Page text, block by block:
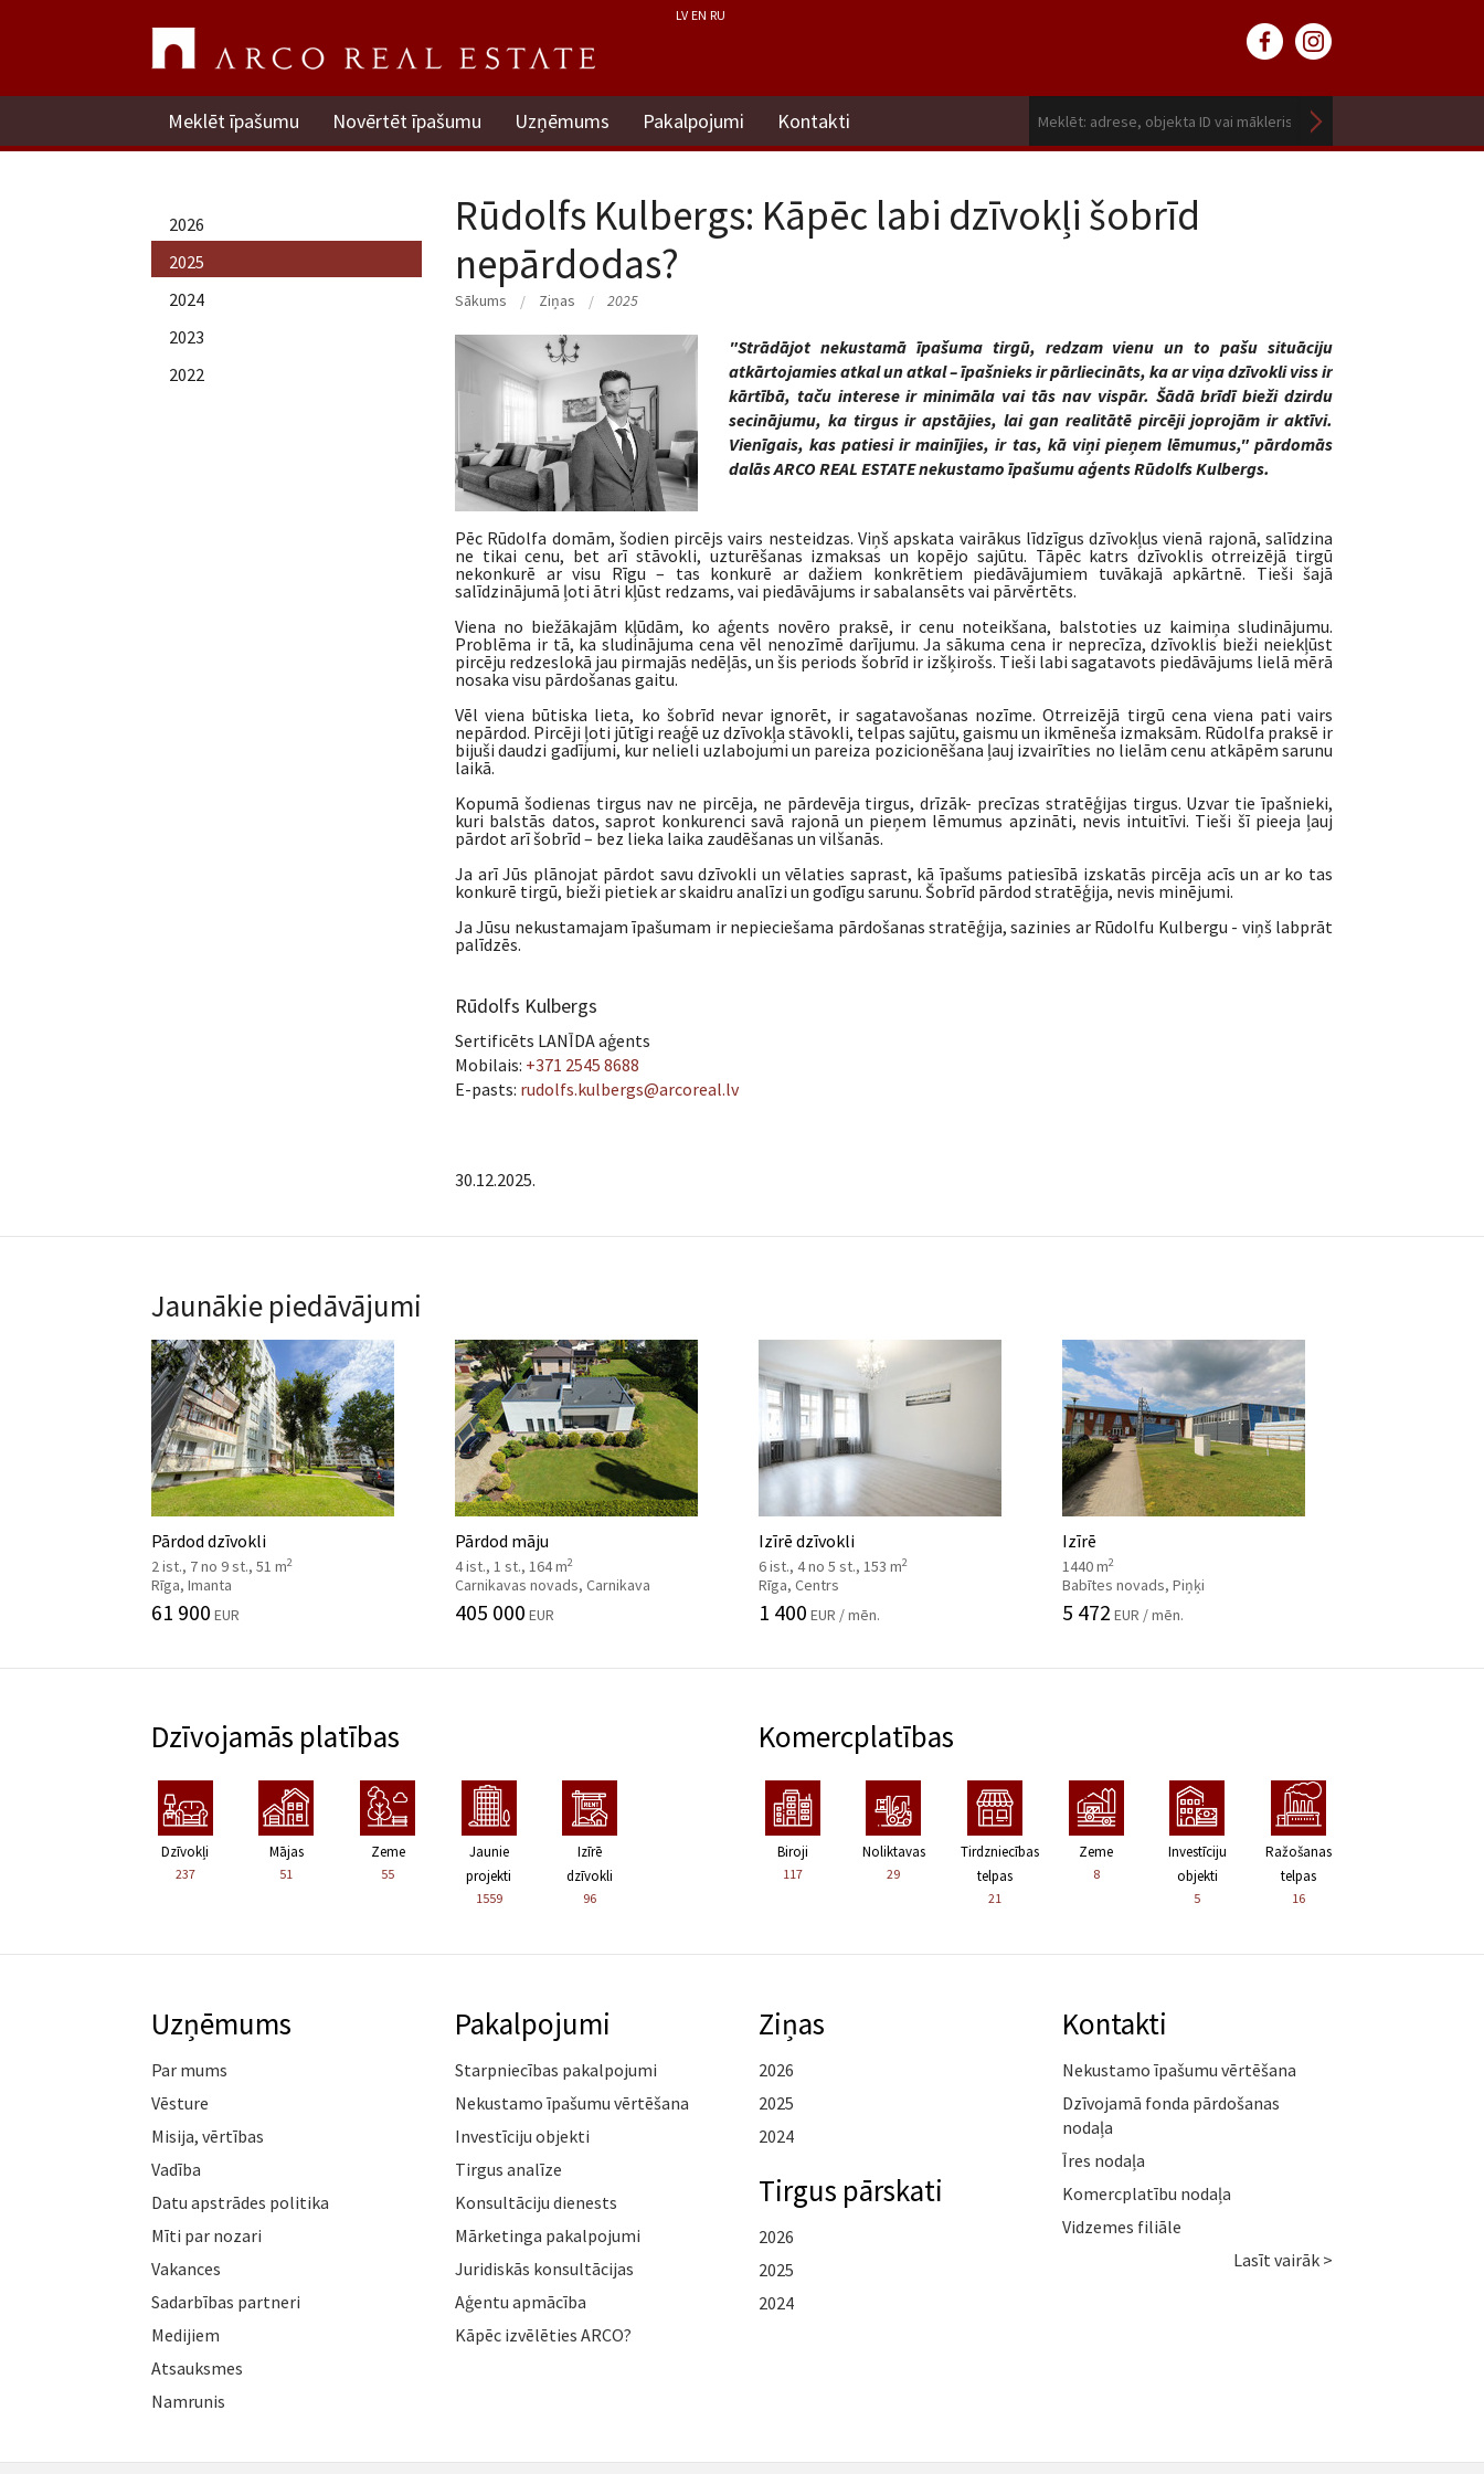
LV EN RU
Meklēt īpašumu Novērtēt īpašumu Uzņēmums Pakalpojumi Kontakti
2026
2025
2024
2023
2022
Rūdolfs Kulbergs: Kāpēc labi dzīvokļi šobrīd
nepārdodas?
Sākums Ziņas 2025
"Strādājot nekustamā īpašuma tirgū, redzam vienu un to pašu situāciju
atkārtojamies atkal un atkal – īpašnieks ir pārliecināts, ka ar viņa dzīvokli viss ir
kārtībā, taču interese ir minimāla vai tās nav vispār. Šādā brīdī bieži dzirdu
secinājumu, ka tirgus ir apstājies, lai gan realitātē pircēji joprojām ir aktīvi.
Vienīgais, kas patiesi ir mainījies, ir tas, kā viņi pieņem lēmumus," pārdomās
dalās ARCO REAL ESTATE nekustamo īpašumu aģents Rūdolfs Kulbergs.
Pēc Rūdolfa domām, šodien pircējs vairs nesteidzas. Viņš apskata vairākus līdzīgus dzīvokļus vienā rajonā, salīdzina
ne tikai cenu, bet arī stāvokli, uzturēšanas izmaksas un kopējo sajūtu. Tāpēc katrs dzīvoklis otrreizējā tirgū
nekonkurē ar visu Rīgu – tas konkurē ar dažiem konkrētiem piedāvājumiem tuvākajā apkārtnē. Tieši šajā
salīdzinājumā ļoti ātri kļūst redzams, vai piedāvājums ir sabalansēts vai pārvērtēts.
Viena no biežākajām kļūdām, ko aģents novēro praksē, ir cenu noteikšana, balstoties uz kaimiņa sludinājumu.
Problēma ir tā, ka sludinājuma cena vēl nenozīmē darījumu. Ja sākuma cena ir neprecīza, dzīvoklis bieži neiekļūst
pircēju redzeslokā jau pirmajās nedēļās, un šis periods šobrīd ir izšķirošs. Tieši labi sagatavots piedāvājums lielā mērā
nosaka visu pārdošanas gaitu.
Vēl viena būtiska lieta, ko šobrīd nevar ignorēt, ir sagatavošanas nozīme. Otrreizējā tirgū cena viena pati vairs
nepārdod. Pircēji ļoti jūtīgi reaģē uz dzīvokļa stāvokli, telpas sajūtu, gaismu un ikmēneša izmaksām. Rūdolfa praksē ir
bijuši daudzi gadījumi, kur nelieli uzlabojumi un pareiza pozicionēšana ļauj izvairīties no lielām cenu atkāpēm sarunu
laikā.
Kopumā šodienas tirgus nav ne pircēja, ne pārdevēja tirgus, drīzāk- precīzas stratēģijas tirgus. Uzvar tie īpašnieki,
kuri balstās datos, saprot konkurenci savā rajonā un pieņem lēmumus apzināti, nevis intuitīvi. Tieši šī pieeja ļauj
pārdot arī šobrīd – bez lieka laika zaudēšanas un vilšanās.
Ja arī Jūs plānojat pārdot savu dzīvokli un vēlaties saprast, kā īpašums patiesībā izskatās pircēja acīs un ar ko tas
konkurē tirgū, bieži pietiek ar skaidru analīzi un godīgu sarunu. Šobrīd pārdod stratēģija, nevis minējumi.
Ja Jūsu nekustamajam īpašumam ir nepieciešama pārdošanas stratēģija, sazinies ar Rūdolfu Kulbergu - viņš labprāt
palīdzēs.
Rūdolfs Kulbergs
Sertificēts LANĪDA aģents
Mobilais: +371 2545 8688
E-pasts: rudolfs.kulbergs@arcoreal.lv
30.12.2025.
Jaunākie piedāvājumi
Pārdod dzīvokli
2 ist., 7 no 9 st., 51 m2
Rīga, Imanta
61 900 EUR
Pārdod māju
4 ist., 1 st., 164 m2
Carnikavas novads, Carnikava
405 000 EUR
Izīrē dzīvokli
6 ist., 4 no 5 st., 153 m2
Rīga, Centrs
1 400 EUR / mēn.
Izīrē
1440 m2
Babītes novads, Piņķi
5 472 EUR / mēn.
Dzīvojamās platības
Dzīvokļi
237
Mājas
51
Zeme
55
Jaunie
projekti
1559
Izīrē
dzīvokli
96
Komercplatības
Biroji
117
Noliktavas
29
Tirdzniecības
telpas
21
Zeme
8
Investīciju
objekti
5
Ražošanas
telpas
16
Uzņēmums
Par mums
Vēsture
Misija, vērtības
Vadība
Datu apstrādes politika
Mīti par nozari
Vakances
Sadarbības partneri
Medijiem
Atsauksmes
Namrunis
Pakalpojumi
Starpniecības pakalpojumi
Nekustamo īpašumu vērtēšana
Investīciju objekti
Tirgus analīze
Konsultāciju dienests
Mārketinga pakalpojumi
Juridiskās konsultācijas
Aģentu apmācība
Kāpēc izvēlēties ARCO?
Ziņas
2026
2025
2024
Tirgus pārskati
2026
2025
2024
Kontakti
Nekustamo īpašumu vērtēšana
Dzīvojamā fonda pārdošanas
nodaļa
Īres nodaļa
Komercplatību nodaļa
Vidzemes filiāle
Lasīt vairāk >